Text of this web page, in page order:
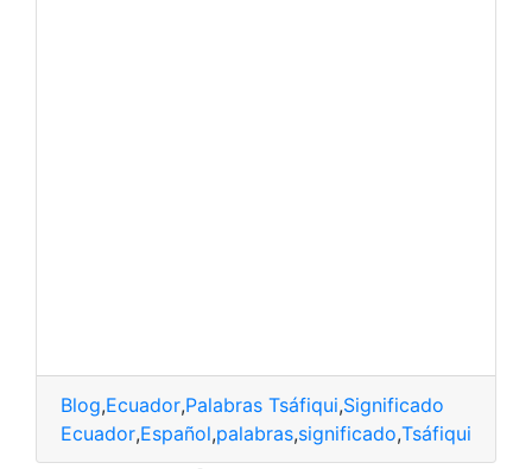
Blog,Ecuador,Palabras Tsáfiqui,Significado
Ecuador,Español,palabras,significado,Tsáfiqui